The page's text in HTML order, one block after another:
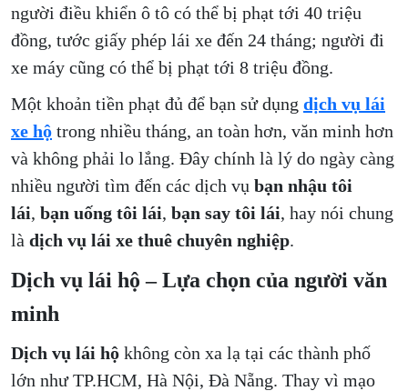
người điều khiển ô tô có thể bị phạt tới 40 triệu
đồng, tước giấy phép lái xe đến 24 tháng; người đi
xe máy cũng có thể bị phạt tới 8 triệu đồng.
Một khoản tiền phạt đủ để bạn sử dụng dịch vụ lái
xe hộ trong nhiều tháng, an toàn hơn, văn minh hơn
và không phải lo lắng. Đây chính là lý do ngày càng
nhiều người tìm đến các dịch vụ bạn nhậu tôi
lái, bạn uống tôi lái, bạn say tôi lái, hay nói chung
là dịch vụ lái xe thuê chuyên nghiệp.
Dịch vụ lái hộ – Lựa chọn của người văn
minh
Dịch vụ lái hộ không còn xa lạ tại các thành phố
lớn như TP.HCM, Hà Nội, Đà Nẵng. Thay vì mạo